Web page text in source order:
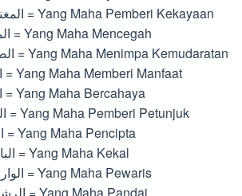
Al Mughni المغنى = Yang Maha Pemberi Kekayaan
Al Maani المانع = Yang Maha Mencegah
Ad Dahar الضار = Yang Maha Menimpa Kemudaratan
An Nafi النافع = Yang Maha Memberi Manfaat
An Nuur النور = Yang Maha Bercahaya
Al Hadi الهادي = Yang Maha Pemberi Petunjuk
Al Badi’ البديع = Yang Maha Pencipta
Al Baaqii الباقي = Yang Maha Kekal
Al Waarits الوارث = Yang Maha Pewaris